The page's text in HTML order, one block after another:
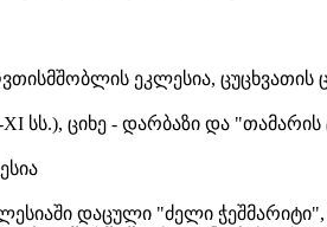
ეკლესია,
სს.), ციხე - დარბაზი და "თამარის
დაცული "ძელი